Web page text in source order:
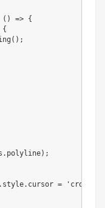
( ) => {
{
( ) ;
. polyline) ;
. style. cursor =